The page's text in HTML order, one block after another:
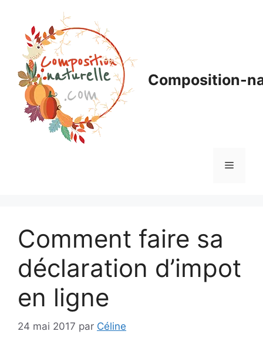
contenu
Composition-
Menu
Comment faire sa
déclaration d’impot
en ligne
24 mai 2017 par Céline